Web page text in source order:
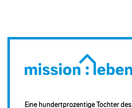
Eine hundertprozentige Tochter des